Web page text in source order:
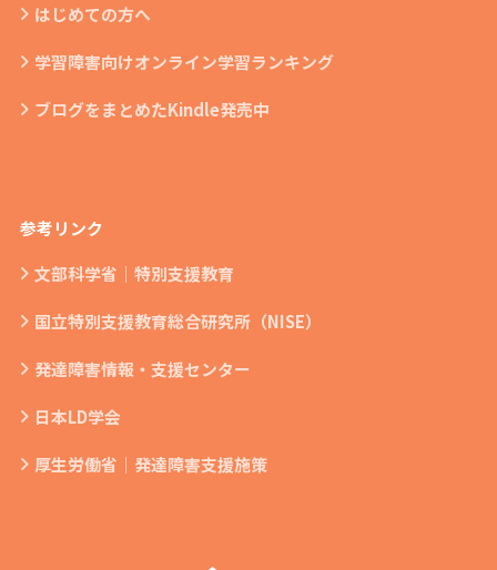
はじめての方へ
学習障害向けオンライン学習ランキング
ブログをまとめたKindle発売中
参考リンク
文部科学省｜特別支援教育
国立特別支援教育総合研究所（NISE）
発達障害情報・支援センター
日本LD学会
厚生労働省｜発達障害支援施策